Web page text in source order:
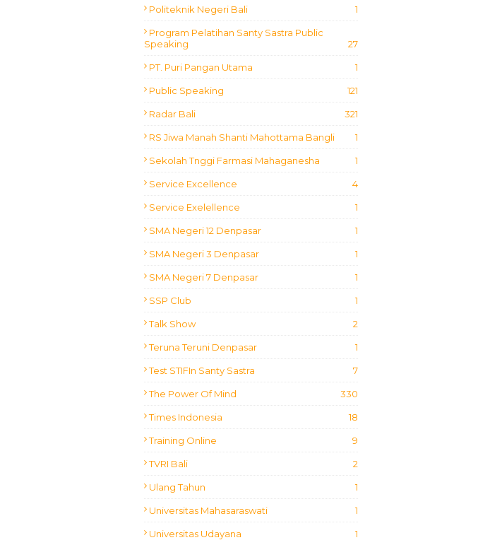
Politeknik Negeri Bali 1
Program Pelatihan Santy Sastra Public
Speaking
27
PT. Puri Pangan Utama 1
Public Speaking 121
Radar Bali 321
RS Jiwa Manah Shanti Mahottama Bangli 1
Sekolah Tnggi Farmasi Mahaganesha 1
Service Excellence 4
Service Exelellence 1
SMA Negeri 12 Denpasar 1
SMA Negeri 3 Denpasar 1
SMA Negeri 7 Denpasar 1
SSP Club 1
Talk Show 2
Teruna Teruni Denpasar 1
Test STIFIn Santy Sastra 7
The Power Of Mind 330
Times Indonesia 18
Training Online 9
TVRI Bali 2
Ulang Tahun 1
Universitas Mahasaraswati 1
Universitas Udayana 1